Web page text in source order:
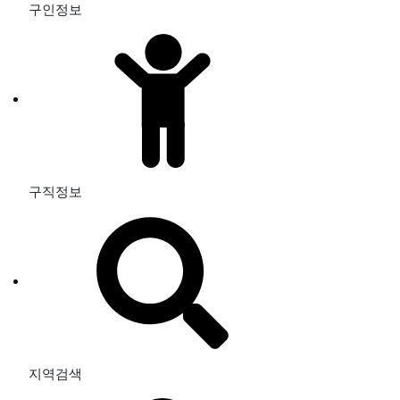
구인정보
구직정보
지역검색